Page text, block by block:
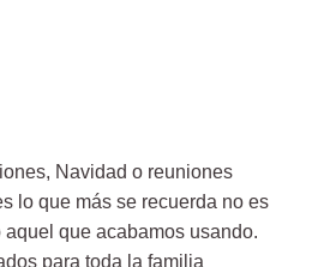
Navidad o reuniones
lo que más se recuerda no es
que acabamos usando.
para toda la familia